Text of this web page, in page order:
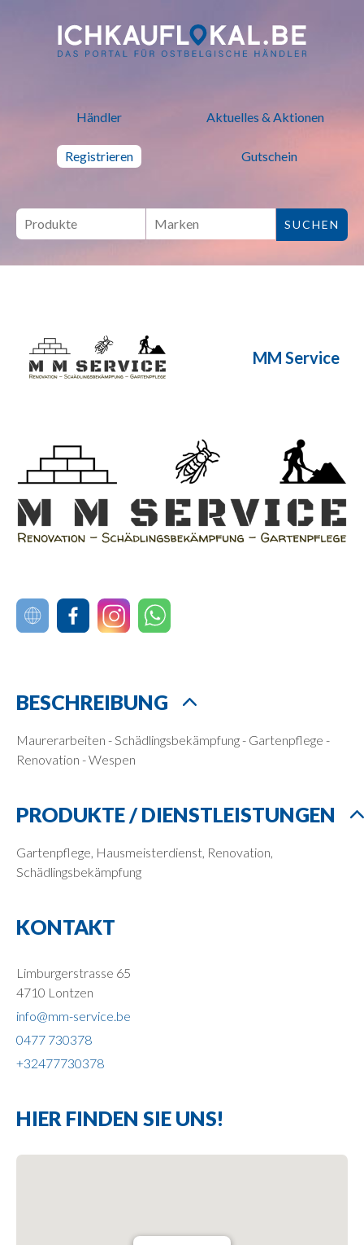
ich kauf lokal - Bei lokalen
Händler Aktuelles & Aktionen
Registrieren Gutschein
MM Service
BESCHREIBUNG
Maurerarbeiten - Schädlingsbekämpfung - Gartenpflege -
Renovation - Wespen
PRODUKTE / DIENSTLEISTUNGEN
Gartenpflege, Hausmeisterdienst, Renovation,
Schädlingsbekämpfung
KONTAKT
Limburgerstrasse 65
4710 Lontzen
info@mm-service.be
0477 730378
+32477730378
HIER FINDEN SIE UNS!